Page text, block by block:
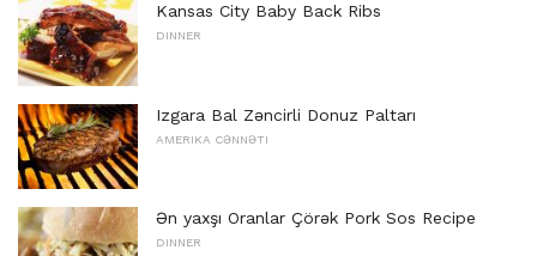
Kansas City Baby Back Ribs
DINNER
Izgara Bal Zəncirli Donuz Paltarı
AMERIKA CƏNNƏTI
Ən yaxşı Oranlar Çörək Pork Sos Recipe
DINNER